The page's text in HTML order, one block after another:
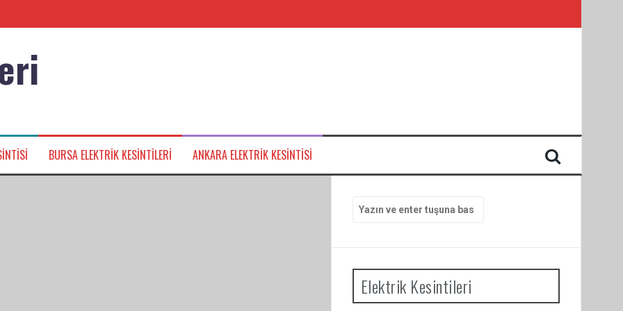
BURSA ELEKTRIK KESINTILERI ANKARA ELEKTRIK KESINTISI
yap:
Elektrik Kesintileri